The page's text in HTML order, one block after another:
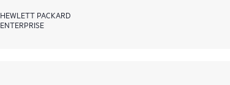
HEWLETT PACKARD
ENTERPRISE